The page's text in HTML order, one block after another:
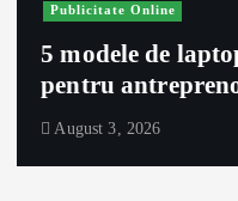
Publicitate Online
5 modele de
pentru
August 3, 2026